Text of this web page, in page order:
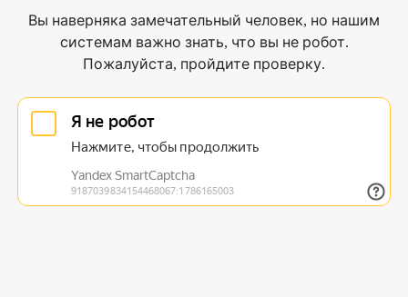
Вы наверняка замечательный человек, но нашим
системам важно знать, что вы не робот.
Пожалуйста, пройдите проверку.